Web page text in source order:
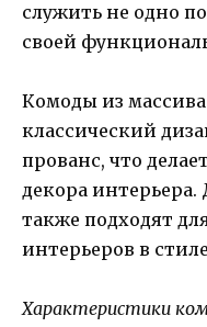
служить не одно
своей
Комоды из
классический
прованс, что
декора
также подходят
интерьеров в
Характеристики